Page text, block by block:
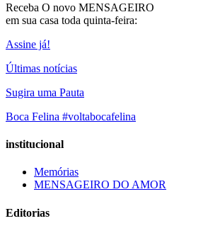
Receba O novo MENSAGEIRO
em sua casa toda quinta-feira:
Assine já!
Últimas notícias
Sugira uma Pauta
Boca Felina #voltabocafelina
institucional
Memórias
MENSAGEIRO DO AMOR
Editorias